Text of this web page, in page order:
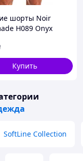
шорты Noir
H089 Onyx
Купить
SoftLine Collection